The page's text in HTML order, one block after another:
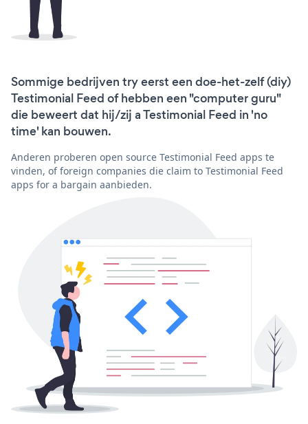
Sommige bedrijven try eerst een doe-het-zelf (diy)
Testimonial Feed of hebben een "computer guru"
die beweert dat hij/zij a Testimonial Feed in 'no
time' kan bouwen.
Anderen proberen open source Testimonial Feed apps te
vinden, of foreign companies die claim to Testimonial Feed
apps for a bargain aanbieden.